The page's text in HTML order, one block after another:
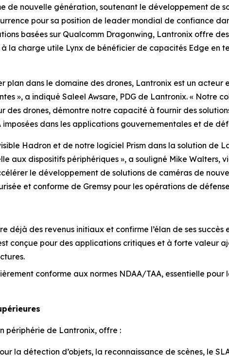
nouvelle génération, soutenant le développement de
pour sa position de leader mondial de confiance
basées sur Qualcomm Dragonwing, Lantronix offre
la charge utile Lynx de bénéficier de capacités Edge en
plan dans le domaine des drones, Lantronix est un acteur
», a indiqué Saleel Awsare, PDG de Lantronix. « Notre
drones, démontre notre capacité à fournir des
dans les applications gouvernementales et de
Hadron et de notre logiciel Prism dans la solution de
aux dispositifs périphériques », a souligné Mike Walters,
le développement de solutions de caméras de
et conforme de Gremsy pour les opérations de
déjà des revenus initiaux et confirme l’élan de ses succès
conçue pour des applications critiques et à forte valeur
conforme aux normes NDAA/TAA, essentielle
périphérie de Lantronix, offre :
la détection d’objets, la reconnaissance de scènes, le